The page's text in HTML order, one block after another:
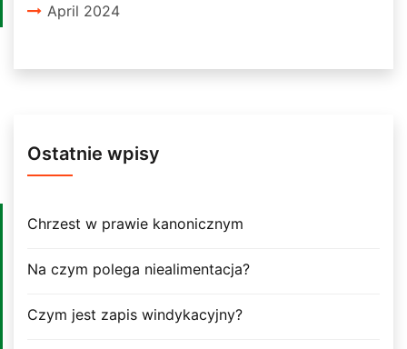
April 2024
Ostatnie wpisy
Chrzest w prawie kanonicznym
Na czym polega niealimentacja?
Czym jest zapis windykacyjny?